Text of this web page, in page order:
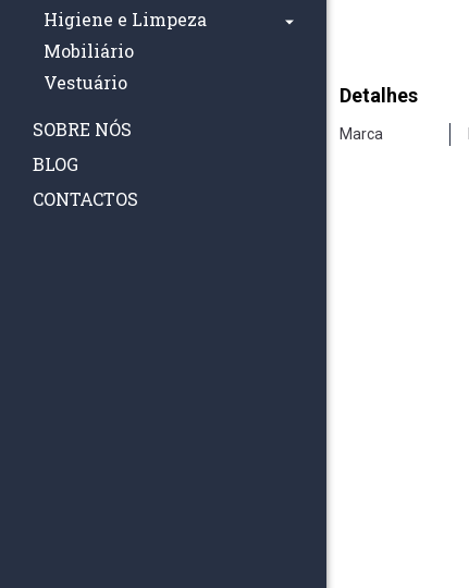
Higiene e Limpeza
Mobiliário
Vestuário
SOBRE NÓS
BLOG
CONTACTOS
Detalhes
Marca